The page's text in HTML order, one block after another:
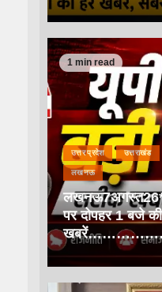
1 min read
उत्तर प्रदेश उत्तराखंड
लखनऊ
पर दोपहर 1 बजे